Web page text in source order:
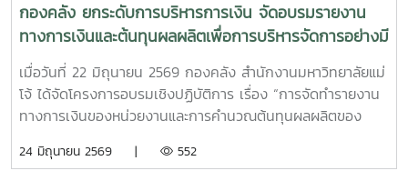
กองคลัง ยกระดับการบริหารการเงิน จัดอบรมรายงาน
ทางการเงินและต้นทุนผลผลิตเพื่อการบริหารจัดการอย่างมี
ประสิทธิภาพ
เมื่อวันที่ 22 มิถุนายน 2569 กองคลัง สำนักงานมหาวิทยาลัยแม่
โจ้ ได้จัดโครงการอบรมเชิงปฏิบัติการ เรื่อง “การจัดทำรายงาน
ทางการเงินของหน่วยงานและการคำนวณต้นทุนผลผลิตของ
โรงแรมวินทรี ซิตี้ รีสอร์ท โดยมีผู้บริหารและบุคลากรผู้ปฏิบัติงาน
24 มิถุนายน 2569 | 552